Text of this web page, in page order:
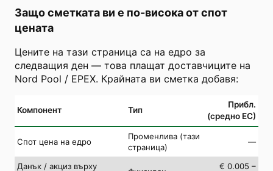
Защо сметката ви е по-висока от спот
цената
Цените на тази страница са на едро за
следващия ден — това плащат доставчиците на
Nord Pool / EPEX. Крайната ви сметка добавя:
Компонент Тип
Прибл.
(средно ЕС)
Спот цена на едро
Променлива (тази
страница)
—
Данък / акциз върху
€ 0.005 –